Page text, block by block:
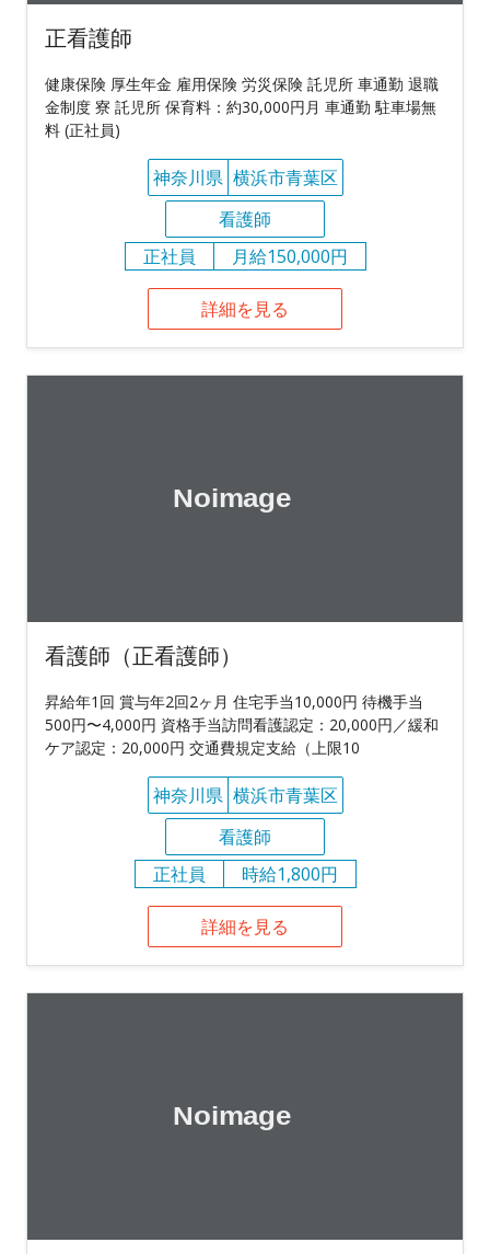
正看護師
健康保険 厚生年金 雇用保険 労災保険 託児所 車通勤 退職
金制度 寮 託児所 保育料：約30,000円月 車通勤 駐車場無
料 (正社員)
神奈川県 横浜市青葉区
看護師
正社員
月給150,000円
詳細を見る
看護師（正看護師）
昇給年1回 賞与年2回2ヶ月 住宅手当10,000円 待機手当
500円〜4,000円 資格手当訪問看護認定：20,000円／緩和
ケア認定：20,000円 交通費規定支給（上限10
神奈川県 横浜市青葉区
看護師
正社員
時給1,800円
詳細を見る